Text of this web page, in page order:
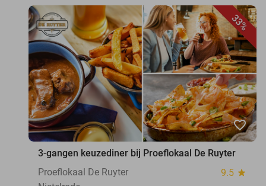
33%
favorite_border
3-gangen keuzediner bij Proeflokaal De Ruyter
Proeflokaal De Ruyter
9.5 star